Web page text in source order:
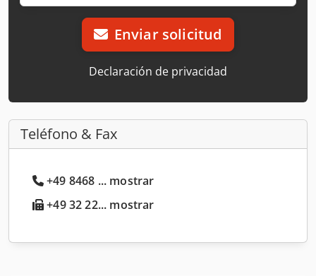
Enviar solicitud
Declaración de privacidad
Teléfono & Fax
+49 8468 ... mostrar
+49 32 22... mostrar